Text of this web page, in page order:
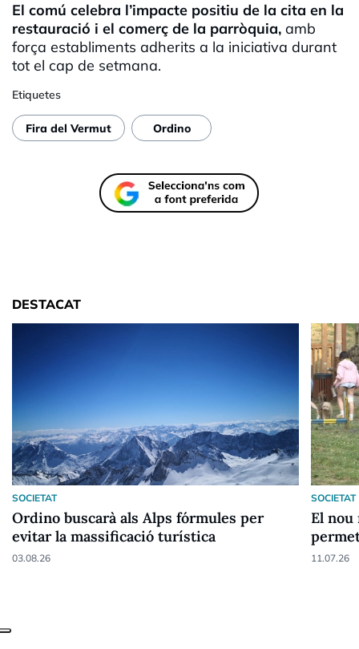
El comú celebra l’impacte positiu de la cita en la
restauració i el comerç de la parròquia, amb
força establiments adherits a la iniciativa durant
tot el cap de setmana.
Etiquetes
Fira del Vermut Ordino
DESTACAT
SOCIETAT
Ordino buscarà als Alps fórmules per
evitar la massificació turística
03.08.26
SOCIETAT
El
11.07.26